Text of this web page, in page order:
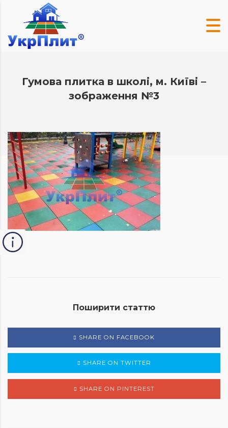
Гумова плитка в школі, м. Київі –
зображення №3
Поширити статтю
SHARE ON FACEBOOK
SHARE ON TWITTER
SHARE ON PINTEREST